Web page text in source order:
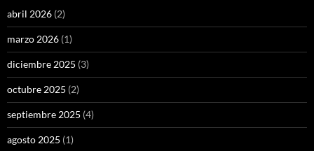
abril 2026 (2)
marzo 2026 (1)
diciembre 2025 (3)
octubre 2025 (2)
septiembre 2025 (4)
agosto 2025 (1)